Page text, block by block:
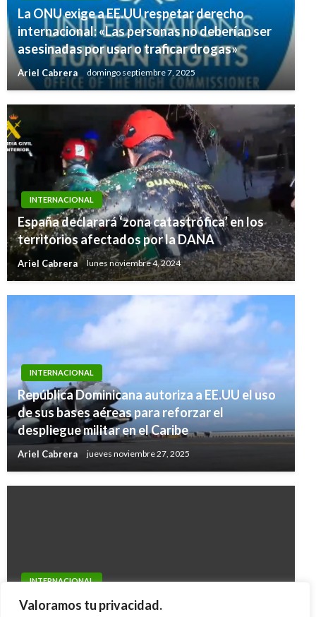
Valoramos tu privacidad.
La ONU exige a EE.UU respetar derecho
internacional: «Las personas no deberían ser
asesinadas por usar o traficar drogas»
Ariel Cabrera domingo septiembre 7, 2025
INTERNACIONAL
España declarará ‘zona catastrófica’ en los
territorios afectados por la DANA
Ariel Cabrera lunes noviembre 4, 2024
INTERNACIONAL
República Dominicana autoriza a EE.UU el uso
de sus bases aéreas para reforzar el
despliegue militar en el Caribe
Ariel Cabrera jueves noviembre 27, 2025
INTERNACIONAL
El mundo se solidariza con terremoto en Nepal